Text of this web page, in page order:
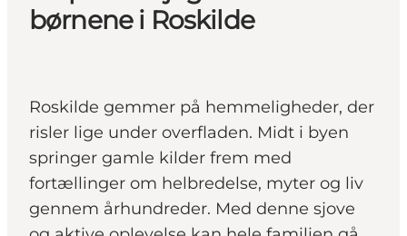
børnene i Roskilde
Roskilde gemmer på hemmeligheder, der
risler lige under overfladen. Midt i byen
springer gamle kilder frem med
fortællinger om helbredelse, myter og liv
gennem århundreder. Med denne sjove